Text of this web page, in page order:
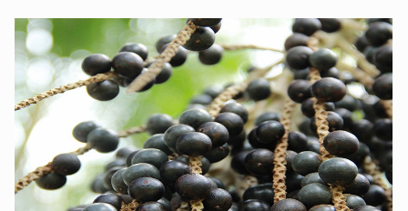
controlam territórios em 45% dos municípios da região